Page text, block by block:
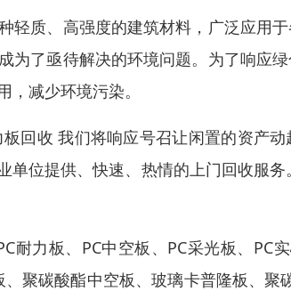
轻质、高强度的建筑材料，广泛应用
为了亟待解决的环境问题。为了响应
减少环境污染。
回收 我们将响应号召让闲置的资产
单位提供、快速、热情的上门回收服
耐力板、PC中空板、PC采光板、PC
聚碳酸酯中空板、玻璃卡普隆板、聚